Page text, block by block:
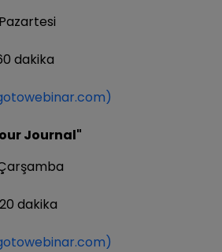
dakika
Journal"
dakika